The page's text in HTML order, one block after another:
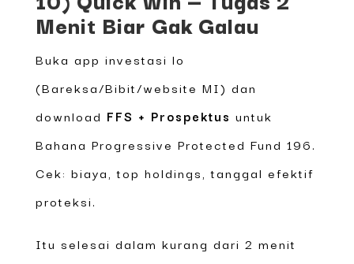
Menit Biar Gak Galau
Buka app investasi lo
(Bareksa/Bibit/website MI) dan
download FFS + Prospektus untuk
Bahana Progressive Protected Fund 196.
Cek: biaya, top holdings, tanggal efektif
proteksi.
Itu selesai dalam kurang dari 2 menit